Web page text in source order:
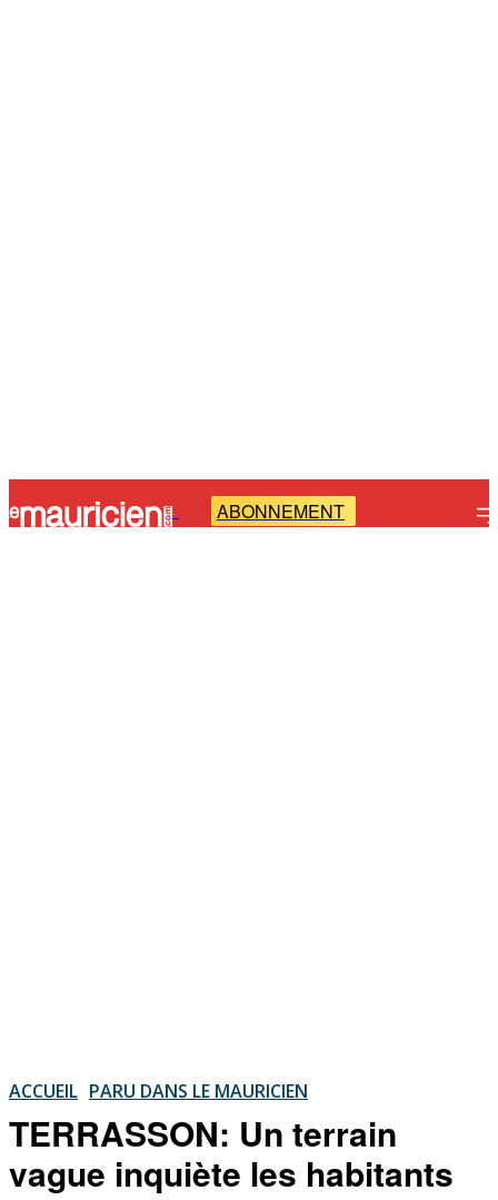
- ABONNEMENT
ACCUEIL PARU DANS LE MAURICIEN
TERRASSON: Un terrain
vague inquiète les habitants